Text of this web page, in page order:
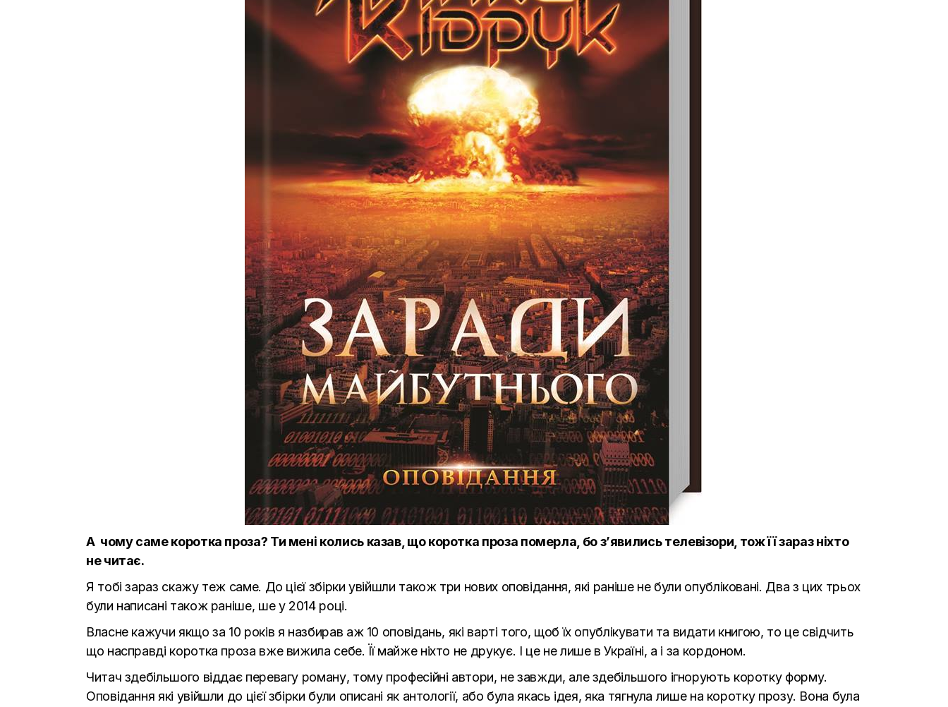
А чому саме коротка проза? Ти мені колись казав, що коротка проза померла, бо з’явились телевізори, тож її зараз ніхто
не читає.
Я тобі зараз скажу теж саме. До цієї збірки увійшли також три нових оповідання, які раніше не були опубліковані. Два з цих трьох
були написані також раніше, ше у 2014 році.
Власне кажучи якщо за 10 років я назбирав аж 10 оповідань, які варті того, щоб їх опублікувати та видати книгою, то це свідчить
що насправді коротка проза вже вижила себе. Її майже ніхто не друкує. І це не лише в Україні, а і за кордоном.
Читач здебільшого віддає перевагу роману, тому професійні автори, не завжди, але здебільшого ігнорують коротку форму.
Оповідання які увійшли до цієї збірки були описані як антології, або була якась ідея, яка тягнула лише на коротку прозу. Вона була